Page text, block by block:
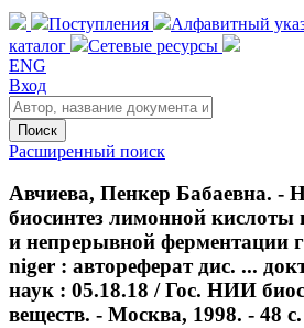
Поступления Алфавитный
каталог
Сетевые ресурсы
ENG
Вход
Поиск
Расширенный поиск
Авчиева, Пенкер Бабаевна. -
биосинтез лимонной кислоты
и непрерывной ферментации
niger : автореферат дис. ...
наук : 05.18.18 / Гос. НИИ
веществ. - Москва, 1998. - 48 с.